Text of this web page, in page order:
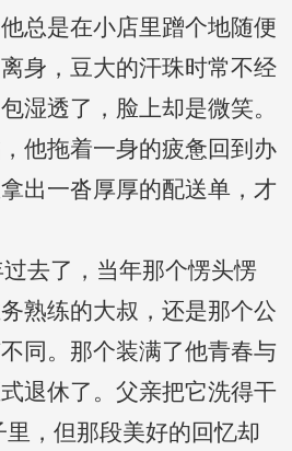
总是在小店里蹭个地随便
身，豆大的汗珠时常不经
湿透了，脸上却是微笑。
拖着一身的疲惫回到办
出一沓厚厚的配送单，才
了，当年那个愣头愣
熟练的大叔，还是那个公
同。那个装满了他青春与
退休了。父亲把它洗得干
，但那段美好的回忆却